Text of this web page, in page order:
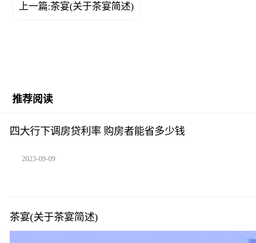
上一篇:茶宴(关于茶宴简述)
推荐阅读
四大行下调房贷利率 购房者能省多少钱
2023-09-09
茶宴(关于茶宴简述)